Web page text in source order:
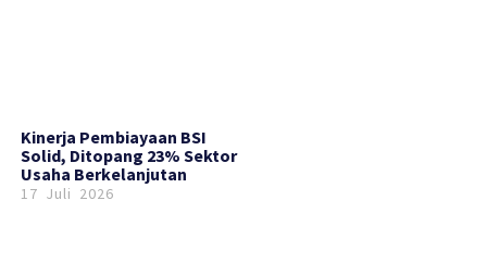
Kinerja Pembiayaan BSI
Solid, Ditopang 23% Sektor
Usaha Berkelanjutan
17 Juli 2026